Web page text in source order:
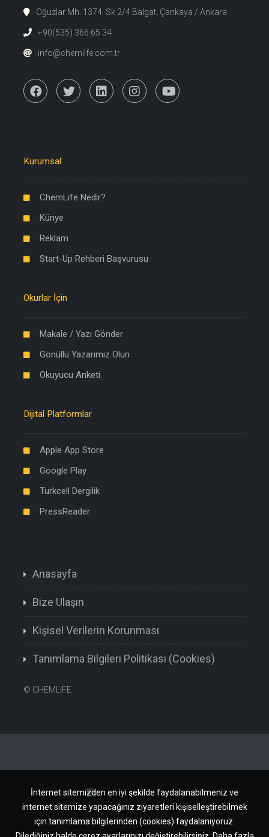
İnternet sitemizden en iyi şekilde faydalanabilmeniz ve
internet sitemize yapacağınız ziyaretleri kişiselleştirebilmek
için tanımlama bilgilerinden (cookies) faydalanıyoruz.
Oğuzlar Mh. 1374. Sk 2/4 Balgat, Çankaya / Ankara
+90(535) 366 65 34
info@chemlife.com.tr
Kurumsal
ChemLife Nedir?
Künye
Reklam
Start-Up Rehberi Başvurusu
Okurlar İçin
Makale / Yazı Gönder
Gönüllü Yazarımız Olun
Okuyucu Anketi
Dijital Platformlar
Apple App Store
Google Play
Turkcell Dergilik
PressReader
Anasayfa
Bize Ulaşın
Kişisel Verilerin Korunması
Tanımlama Bilgileri Politikası (Cookies)
© CHEMLIFE